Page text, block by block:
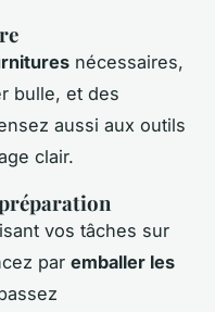
nécessaires,
bulle, et des
aussi aux outils
clair.
vos tâches sur
par emballer les